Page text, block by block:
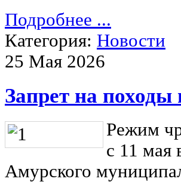
Подробнее ...
Категория: Новости
25 Мая 2026
Запрет на походы
Режим
с 11 мая
Амурского